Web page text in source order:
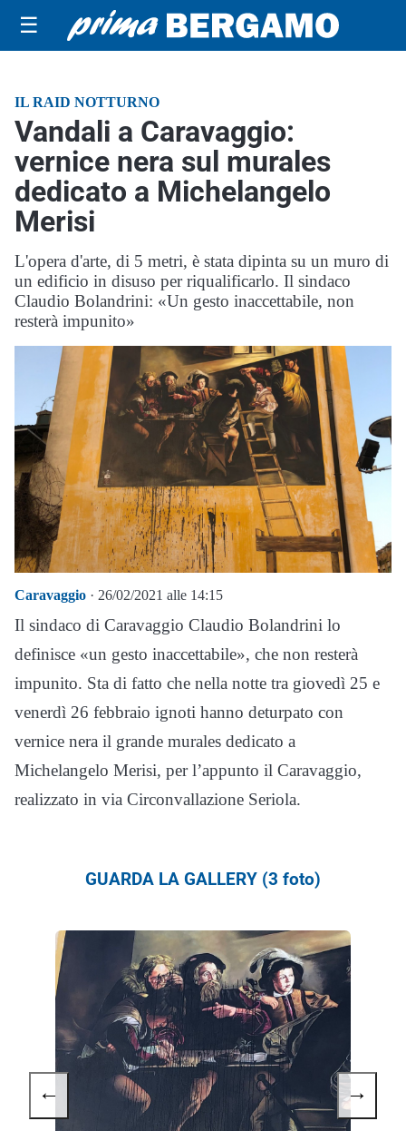
☰
IL RAID NOTTURNO
Vandali a Caravaggio:
vernice nera sul murales
dedicato a Michelangelo
Merisi
L'opera d'arte, di 5 metri, è stata dipinta su un muro di
un edificio in disuso per riqualificarlo. Il sindaco
Claudio Bolandrini: «Un gesto inaccettabile, non
resterà impunito»
Caravaggio · 26/02/2021 alle 14:15
Il sindaco di Caravaggio Claudio Bolandrini lo
definisce «un gesto inaccettabile», che non resterà
impunito. Sta di fatto che nella notte tra giovedì 25 e
venerdì 26 febbraio ignoti hanno deturpato con
vernice nera il grande murales dedicato a
Michelangelo Merisi, per l’appunto il Caravaggio,
realizzato in via Circonvallazione Seriola.
GUARDA LA GALLERY (3 foto)
← →